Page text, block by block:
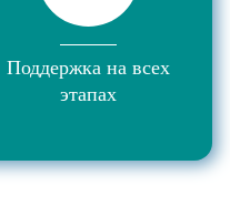
Поддержка на всех
этапах